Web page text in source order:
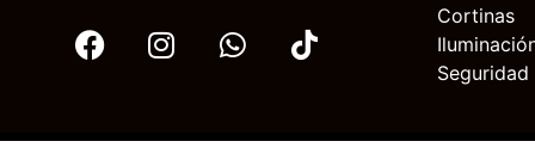
Cortinas
Seguridad